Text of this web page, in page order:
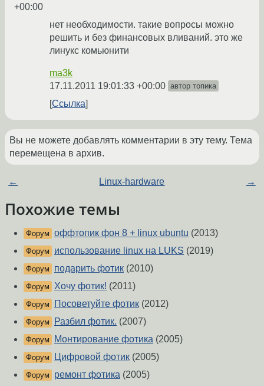
+00:00
нет необходимости. такие вопросы можно
решить и без финансовых вливаний. это же
линукс комьюнити
ma3k
17.11.2011 19:01:33 +00:00 автор топика
Ссылка
Вы не можете добавлять комментарии в эту тему. Тема
перемещена в архив.
← Linux-hardware →
Похожие темы
Форум оффтопик фон 8 + linux ubuntu (2013)
Форум использование linux на LUKS (2019)
Форум подарить фотик (2010)
Форум Хочу фотик! (2011)
Форум Посоветуйте фотик (2012)
Форум Разбил фотик. (2007)
Форум Монтирование фотика (2005)
Форум Цифровой фотик (2005)
Форум ремонт фотика (2005)